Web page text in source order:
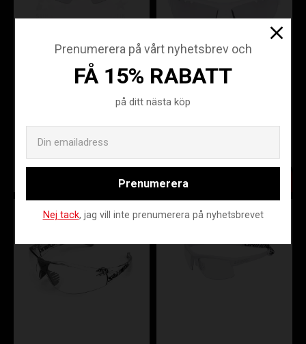
SPECTRUM
SPECTRUM
Prenumerera på vårt nyhetsbrev och
FÅ 15% RABATT
på ditt nästa köp
Prenumerera
Nej tack, jag vill inte prenumerera på nyhetsbrevet